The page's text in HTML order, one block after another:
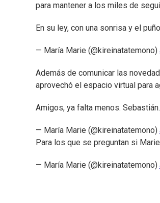
para mantener a los miles de
En su ley, con una sonrisa y el
— María Marie (@kireinatatemono)
Además de comunicar las
aprovechó el espacio virtual para
Amigos, ya falta menos. Sebastián.
— María Marie (@kireinatatemono)
Para los que se preguntan si
— María Marie (@kireinatatemono)